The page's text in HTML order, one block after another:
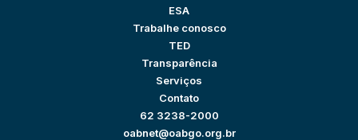
ESA
Trabalhe conosco
TED
Transparência
Serviços
Contato
62 3238-2000
oabnet@oabgo.org.br